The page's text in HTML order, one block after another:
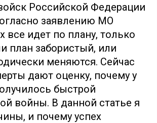
Российской Федерации
заявлению МО
все идет по плану, только
план забористый, или
меняются. Сейчас
дают оценку, почему у
быстрой
войны. В данной статье я
и почему успех